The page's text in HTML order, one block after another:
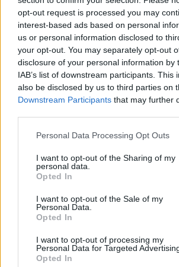
opt-out request is processed you may
interest-based ads based on personal
us or personal information disclosed to
your opt-out. You may separately opt-out
disclosure of your personal information by
IAB’s list of downstream participants. This
also be disclosed by us to third parties on
Downstream Participants that may further
Personal Data Processing Opt Outs
I want to opt-out of the Sharing of my
personal data.
Opted In
I want to opt-out of the Sale of my
Personal Data.
Opted In
I want to opt-out of processing my
Personal Data for Targeted
Opted In
- Présence de textes alternatifs
images informatives.
4. LIMITATIONS OU
COURS
Nous mettons tout en œuvre pour
young-thinker.frconforme aux
des difficultés peuvent subsister :
sous-titrage ou transcription,
enrichissement ARIA, contenus
Nous travaillons progressivement à
5. CONTACT EN CAS DE
Si vous rencontrez un problème
young-thinker.frou via notre formulaire
https://the-young-thinker.fr/contact
nature du problème rencontré afin de
améliorer durablement l’accessibilité.